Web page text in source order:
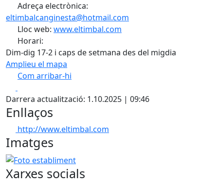
Adreça electrònica:
eltimbalcanginesta@hotmail.com
Lloc web: www.eltimbal.com
Horari:
Dim-dig 17-2 i caps de setmana des del migdia
Amplieu el mapa
Com arribar-hi
+
−
Darrera actualització: 1.10.2025 | 09:46
Enllaços
http://www.eltimbal.com
Imatges
Foto establiment
Xarxes socials